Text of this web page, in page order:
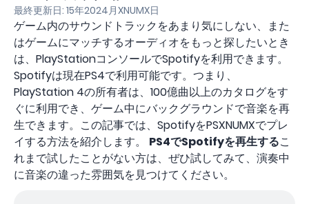
最終更新日: 15年2024月XNUMX日
ゲーム内のサウンドトラックをあまり気にしない、また
はゲームにマッチするオーディオをもっと探したいとき
は、PlayStationコンソールでSpotifyを利用できます。
Spotifyは現在PS4で利用可能です。つまり、
PlayStation 4の所有者は、100億曲以上のカタログをす
ぐに利用でき、ゲーム中にバックグラウンドで音楽を再
生できます。この記事では、SpotifyをPSXNUMXでプレ
イする方法を紹介します。 PS4でSpotifyを再生するこ
れまで試したことがない方は、ぜひ試してみて、演奏中
に音楽の違った雰囲気を見つけてください。